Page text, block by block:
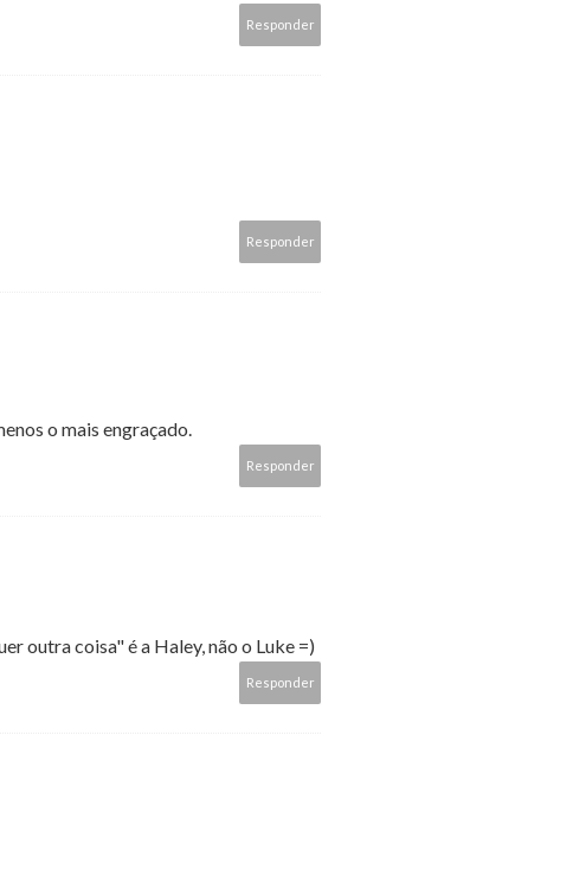
Responder
Responder
o mais engraçado.
Responder
outra coisa" é a Haley, não o Luke =)
Responder